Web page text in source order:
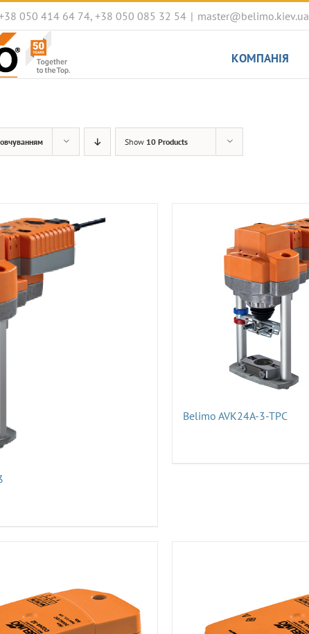
050 414 64 74, +38 050 085 32 54 | master@belimo.kiev.ua
КОМПАНІЯ
Show 10 Products
Belimo AVK24A-3-TPC